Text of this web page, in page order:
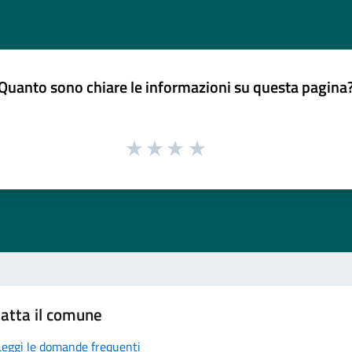
sono chiare le informazioni su questa
il comune
le domande frequenti